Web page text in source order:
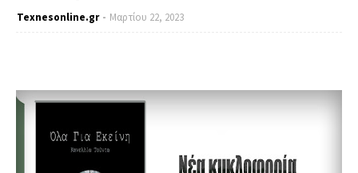
Texnesοnline.gr Μαρτίου 22, 2023